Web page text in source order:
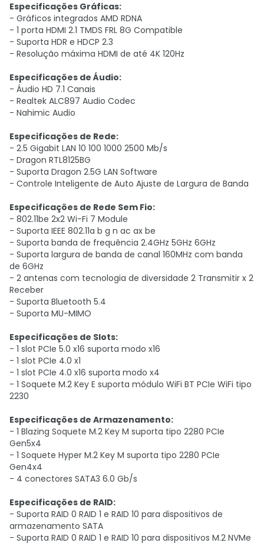
Especificações Gráficas:
- Gráficos integrados AMD RDNA
- 1 porta HDMI 2.1 TMDS FRL 8G Compatible
- Suporta HDR e HDCP 2.3
- Resolução máxima HDMI de até 4K 120Hz
Especificações de Áudio:
- Áudio HD 7.1 Canais
- Realtek ALC897 Audio Codec
- Nahimic Audio
Especificações de Rede:
- 2.5 Gigabit LAN 10 100 1000 2500 Mb/s
- Dragon RTL8125BG
- Suporta Dragon 2.5G LAN Software
- Controle Inteligente de Auto Ajuste de Largura de Banda
Especificações de Rede Sem Fio:
- 802.11be 2x2 Wi-Fi 7 Module
- Suporta IEEE 802.11a b g n ac ax be
- Suporta banda de frequência 2.4GHz 5GHz 6GHz
- Suporta largura de banda de canal 160MHz com banda
de 6GHz
- 2 antenas com tecnologia de diversidade 2 Transmitir x 2
Receber
- Suporta Bluetooth 5.4
- Suporta MU-MIMO
Especificações de Slots:
- 1 slot PCIe 5.0 x16 suporta modo x16
- 1 slot PCIe 4.0 x1
- 1 slot PCIe 4.0 x16 suporta modo x4
- 1 Soquete M.2 Key E suporta módulo WiFi BT PCIe WiFi tipo
2230
Especificações de Armazenamento:
- 1 Blazing Soquete M.2 Key M suporta tipo 2280 PCIe
Gen5x4
- 1 Soquete Hyper M.2 Key M suporta tipo 2280 PCIe
Gen4x4
- 4 conectores SATA3 6.0 Gb/s
Especificações de RAID:
- Suporta RAID 0 RAID 1 e RAID 10 para dispositivos de
armazenamento SATA
- Suporta RAID 0 RAID 1 e RAID 10 para dispositivos M.2 NVMe